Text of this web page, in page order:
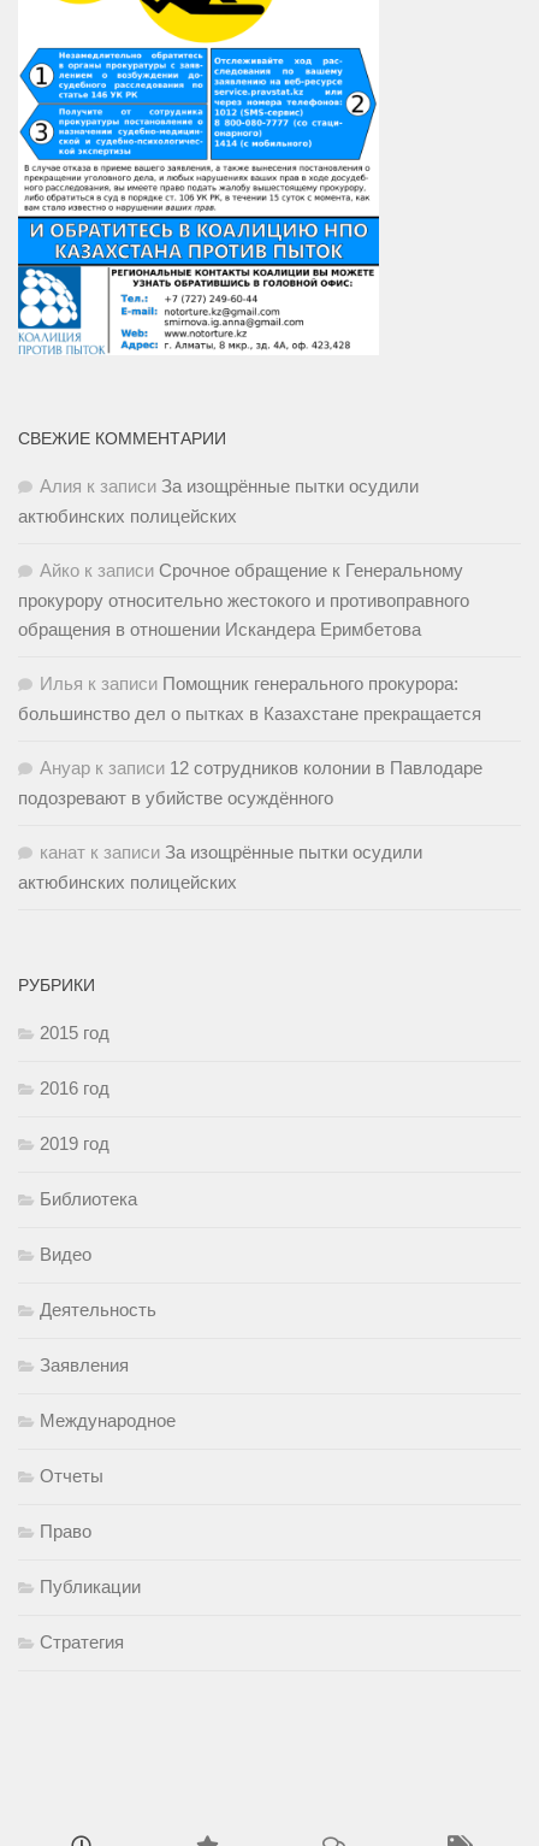
СВЕЖИЕ КОММЕНТАРИИ
Алия к записи За изощрённые пытки осудили
актюбинских полицейских
Айко к записи Срочное обращение к Генеральному
прокурору относительно жестокого и противоправного
обращения в отношении Искандера Еримбетова
Илья к записи Помощник генерального прокурора:
большинство дел о пытках в Казахстане прекращается
Ануар к записи 12 сотрудников колонии в Павлодаре
подозревают в убийстве осуждённого
канат к записи За изощрённые пытки осудили
актюбинских полицейских
РУБРИКИ
2015 год
2016 год
2019 год
Библиотека
Видео
Деятельность
Заявления
Международное
Отчеты
Право
Публикации
Стратегия